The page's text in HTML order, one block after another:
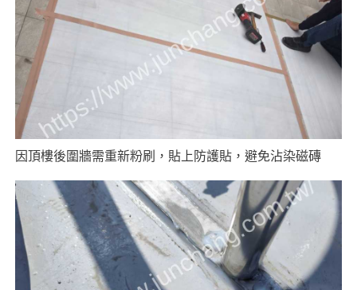
因頂樓後圍牆需重新粉刷，貼上防護貼，避免沾染磁磚